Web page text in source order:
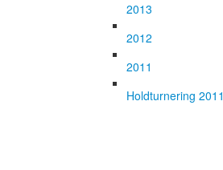
2013
2012
2011
Holdturnering 2011